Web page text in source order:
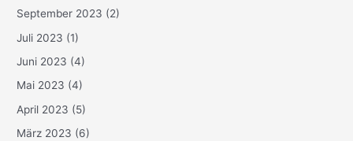
September 2023 (2)
Juli 2023 (1)
Juni 2023 (4)
Mai 2023 (4)
April 2023 (5)
März 2023 (6)